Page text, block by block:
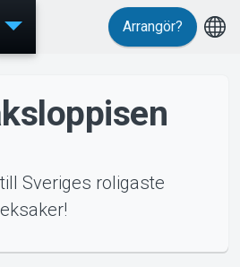
Arrangör?
Sveriges roligaste